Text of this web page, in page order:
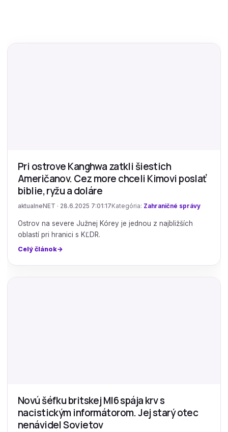
Pri ostrove Kanghwa zatkli šiestich
Američanov. Cez more chceli Kimovi poslať
biblie, ryžu a doláre
aktualneNET · 28.6.2025 7:01:17 Kategória: Zahraničné správy
Ostrov na severe Južnej Kórey je jednou z najbližších
oblastí pri hranici s KĽDR.
Celý článok
Novú šéfku britskej MI6 spája krv s
nacistickým informátorom. Jej starý otec
nenávidel Sovietov